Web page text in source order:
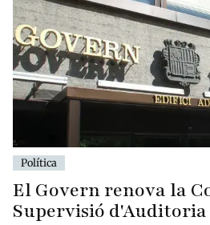
Política
El Govern renova la
Supervisió d'Auditoria